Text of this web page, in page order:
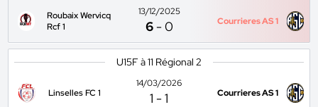
Roubaix Wervicq
Rcf 1
13/12/2025
6 -0 Courrieres AS 1
U15F à 11 Régional 2
Linselles FC 1
14/03/2026
1 -1 Courrieres AS 1